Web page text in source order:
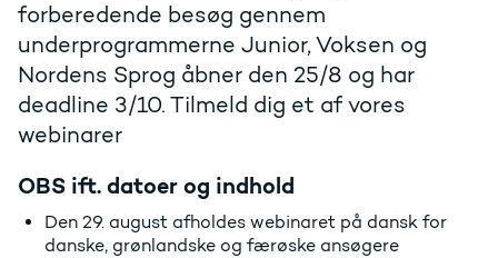
forberedende besøg gennem
underprogrammerne Junior, Voksen og
Nordens Sprog åbner den 25/8 og har
deadline 3/10. Tilmeld dig et af vores
webinarer
OBS ift. datoer og indhold
Den 29. august afholdes webinaret på dansk for
danske, grønlandske og færøske ansøgere